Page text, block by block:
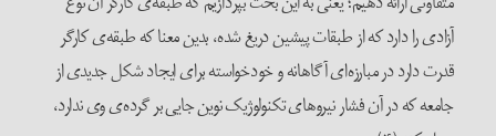
آزادی‌ را دارد که از طبقات پیشین دریغ شده، بدین معنا که طبقه‌ی کارگر
قدرت دارد در مبارزه‌ای آگاهانه و خودخواسته برای ایجاد شکل جدیدی از
جامعه که در آن فشار نیروهای تکنولوژیک نوین جایی بر گرده‌ی وی ندارد،